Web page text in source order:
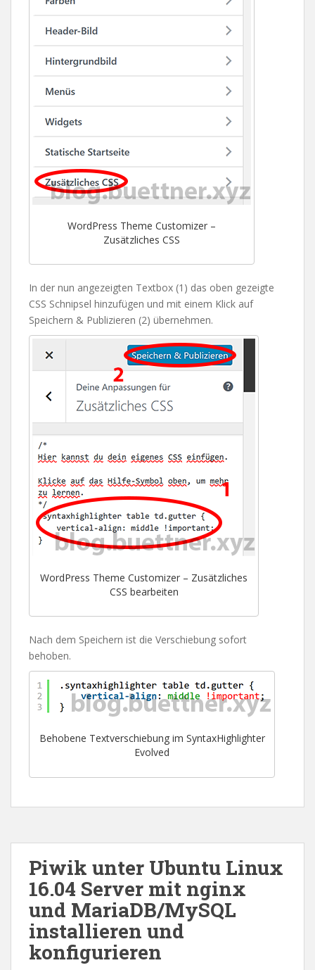
WordPress Theme Customizer –
Zusätzliches CSS
In der nun angezeigten Textbox (1) das oben gezeigte
CSS Schnipsel hinzufügen und mit einem Klick auf
Speichern & Publizieren (2) übernehmen.
WordPress Theme Customizer – Zusätzliches
CSS bearbeiten
Nach dem Speichern ist die Verschiebung sofort
behoben.
Behobene Textverschiebung im SyntaxHighlighter
Evolved
Piwik unter Ubuntu Linux
16.04 Server mit nginx
und MariaDB/MySQL
installieren und
konfigurieren